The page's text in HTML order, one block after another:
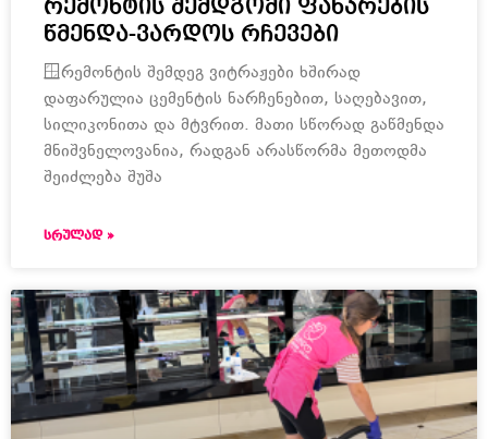
რემონტის შემდგომი ფანჯრების
წმენდა-ვარდოს რჩევები
🪟რემონტის შემდეგ ვიტრაჟები ხშირად
დაფარულია ცემენტის ნარჩენებით, საღებავით,
სილიკონითა და მტვრით. მათი სწორად გაწმენდა
მნიშვნელოვანია, რადგან არასწორმა მეთოდმა
შეიძლება შუშა
ᲡᲠᲣᲚᲐᲓ »